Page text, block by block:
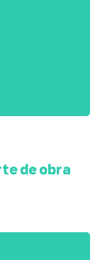
de obra